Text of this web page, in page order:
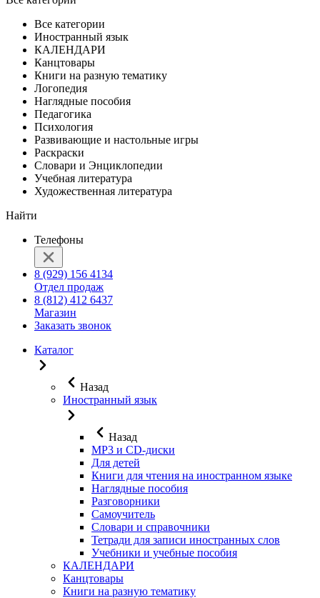
Все категории
Иностранный язык
КАЛЕНДАРИ
Канцтовары
Книги на разную тематику
Логопедия
Наглядные пособия
Педагогика
Психология
Развивающие и настольные игры
Раскраски
Словари и Энциклопедии
Учебная литература
Художественная литература
Найти
Телефоны
8 (929) 156 4134
Отдел продаж
8 (812) 412 6437
Магазин
Заказать звонок
Каталог
Назад
Иностранный язык
Назад
MP3 и CD-диски
Для детей
Книги для чтения на иностранном языке
Наглядные пособия
Разговорники
Самоучитель
Словари и справочники
Тетради для записи иностранных слов
Учебники и учебные пособия
КАЛЕНДАРИ
Канцтовары
Книги на разную тематику